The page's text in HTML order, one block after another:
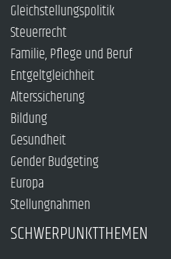
Gleichstellungspolitik
Steuerrecht
Familie, Pflege und Beruf
Entgeltgleichheit
Alterssicherung
Bildung
Gesundheit
Gender Budgeting
Europa
Stellungnahmen
SCHWERPUNKTTHEMEN